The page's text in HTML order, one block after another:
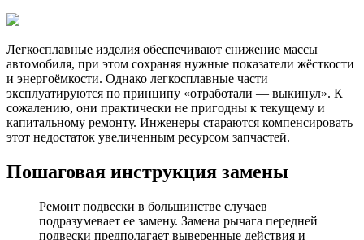
Легкосплавные изделия обеспечивают снижение массы
автомобиля, при этом сохраняя нужные показатели жёсткости
и энергоёмкости. Однако легкосплавные части
эксплуатируются по принципу «отработали — выкинул». К
сожалению, они практически не пригодны к текущему и
капитальному ремонту. Инженеры стараются компенсировать
этот недостаток увеличенным ресурсом запчастей.
Пошаговая инструкция замены
Ремонт подвески в большинстве случаев
подразумевает ее замену. Замена рычага передней
подвески предполагает выверенные действия и